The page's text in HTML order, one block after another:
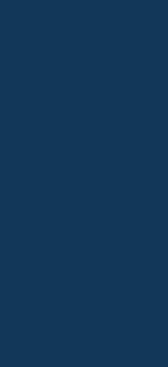
in (m/w/d)
an
Landkreis